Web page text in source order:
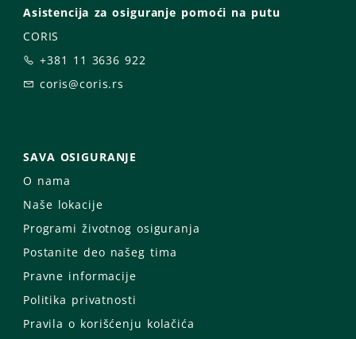
Asistencija za osiguranje pomoći na putu
CORIS
+381 11 3636 922
coris@coris.rs
SAVA OSIGURANJE
O nama
Naše lokacije
Programi životnog osiguranja
Postanite deo našeg tima
Pravne informacije
Politika privatnosti
Pravila o korišćenju kolačića